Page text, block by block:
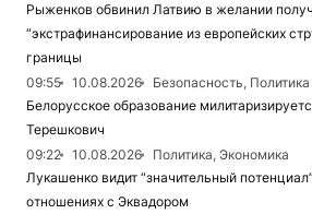
Рыженков обвинил Латвию в желании
“экстрафинансирование из европейских
границы
09:55
10.08.2026
Безопасность, Политика
Белорусское образование
Терешкович
09:22
10.08.2026
Политика, Экономика
Лукашенко видит “значительный
отношениях с Эквадором